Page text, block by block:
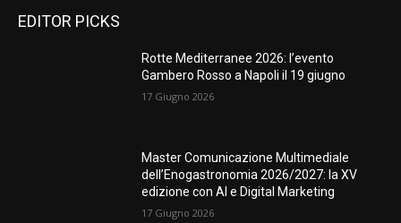
EDITOR PICKS
Rotte Mediterranee 2026: l’evento
Gambero Rosso a Napoli il 19 giugno
17 Giugno 2026
Master Comunicazione Multimediale
dell’Enogastronomia 2026/2027: la XV
edizione con AI e Digital Marketing
17 Giugno 2026